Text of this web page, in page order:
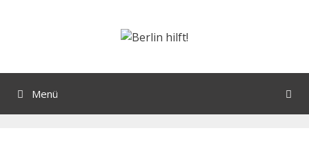
Menü